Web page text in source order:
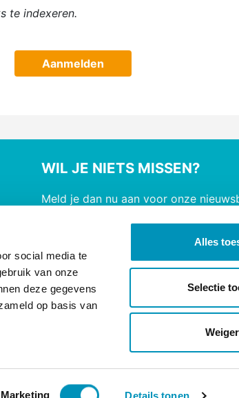
social media te
van onze
deze gegevens
op basis van
Marketing Details tonen
Alles
Selectie
te indexeren.
Aanmelden
WIL JE NIETS MISSEN?
Meld je dan nu aan voor onze